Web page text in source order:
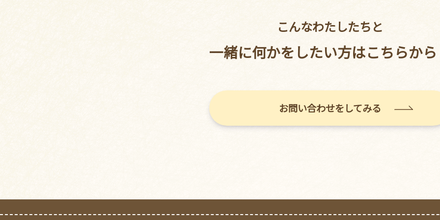
こんなわたしたちと
一緒に何かをしたい方はこちらか
お問い合わせをしてみる